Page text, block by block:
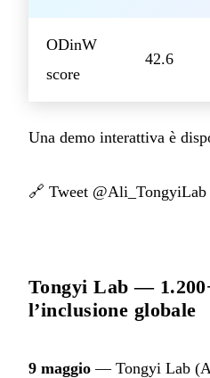
ODinW
score
42.6
Una demo interattiva è
🔗 Tweet @Ali_TongyiLab
Tongyi Lab —
l’inclusione globale
9 maggio — Tongyi Lab